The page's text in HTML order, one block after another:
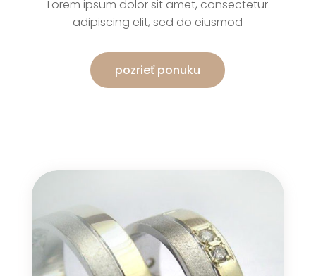
Lorem ipsum dolor sit amet, consectetur
adipiscing elit, sed do eiusmod
pozrieť ponuku